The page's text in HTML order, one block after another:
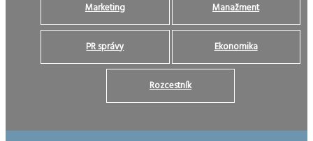
Marketing Manažment
PR správy Ekonomika
Rozcestník